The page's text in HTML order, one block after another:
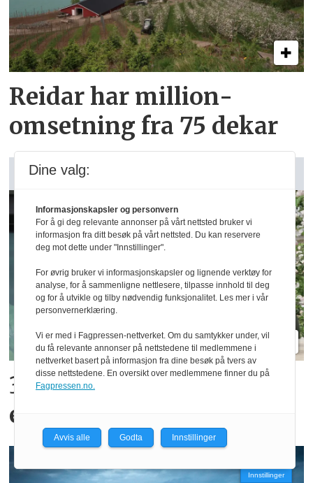
Reidar har million­
omsetning fra 75 dekar
GARDSANALYSE: Vår kommentar
300 kroner timen med
epler og moreller
Innstillinger
Dine valg:
Informasjonskapsler og personvern
For å gi deg relevante annonser på vårt nettsted bruker vi
informasjon fra ditt besøk på vårt nettsted. Du kan reservere
deg mot dette under "Innstillinger".
For øvrig bruker vi informasjonskapsler og lignende verktøy for
analyse, for å sammenligne nettlesere, tilpasse innhold til deg
og for å utvikle og tilby nødvendig funksjonalitet. Les mer i vår
personvernerklæring.
Vi er med i Fagpressen-nettverket. Om du samtykker under, vil
du få relevante annonser på nettstedene til medlemmene i
nettverket basert på informasjon fra dine besøk på tvers av
disse nettstedene. En oversikt over medlemmene finner du på
Fagpressen.no.
Avvis alle Godta Innstillinger